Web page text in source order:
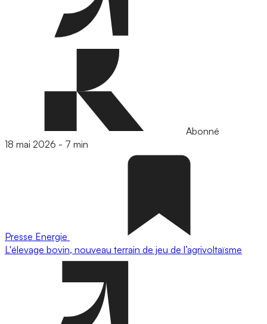
Abonné
18 mai 2026 - 7 min
Presse Energie
L'élevage bovin, nouveau terrain de jeu de l’agrivoltaïsme